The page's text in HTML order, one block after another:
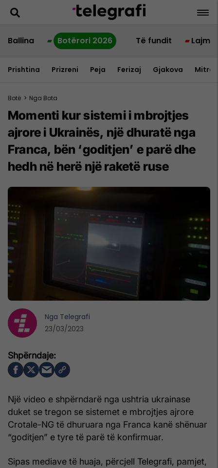
Ballina Botërori 2026 Të fundit Lajme
Prishtina Prizreni Peja Ferizaj Gjakova
Botë > Nga Bota
Momenti kur sistemi i mbrojtjes
ajrore i Ukrainës, një dhuratë nga
Franca, bën ‘goditjen’ e parë dhe
hedh në herë një raketë ruse
Një video e shpërndarë nga ushtria ukrainase
duket se tregon se sistemet e mbrojtjes ajrore
Crotale-NG të dhuruara nga Franca kanë shënuar
“goditjen” e tyre të parë të konfirmuar.
Sipas mediave të huaja, përcjell Telegrafi, pamjet,
Nga Telegrafi
23/03/2023